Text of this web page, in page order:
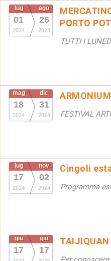
lug
01
2024
ago
26
2024
PORTO
TUTTI I
mag
18
2024
dic
31
2024 FESTIVAL
lug
17
2024
nov
02
2024
Cingoli
Programma
giu
17
giu
17